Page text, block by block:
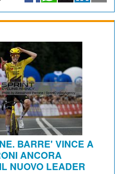
BARRE' VINCE A
ANCORA
NUOVO LEADER